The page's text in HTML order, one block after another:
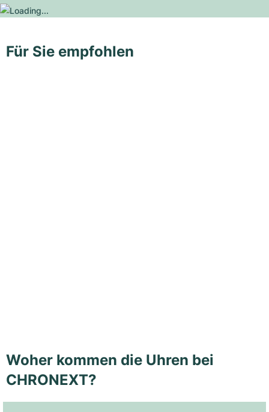
Für Sie empfohlen
Woher kommen die Uhren bei
CHRONEXT?